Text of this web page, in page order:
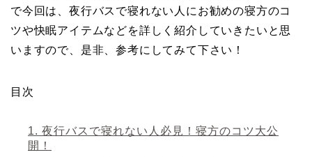
で今回は、夜行バスで寝れない人にお勧めの寝方のコ
ツや快眠アイテムなどを詳しく紹介していきたいと思
いますので、是非、参考にしてみて下さい！
目次
1. 夜行バスで寝れない人必見！寝方のコツ大公
開！